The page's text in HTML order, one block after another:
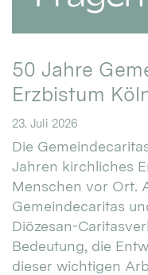
50 Jahre
Erzbistum
23. Juli 2026
Die
Jahren kirchliches
Menschen vor Ort.
Gemeindecaritas
Diözesan-
Bedeutung, die
dieser wichtigen